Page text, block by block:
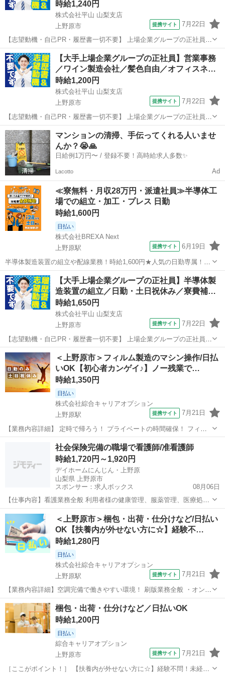
時給1,240円
株式会社平山 山梨支店
上野原市
提携サイト 7月22日
【志望動機・自己PR・履歴書一切不要】 上場企業グループの正社員
(無期派遣)のお仕事になりますが、 かしこまった面接は一切ございま
せん。 ご自身の希望とする働き方や、今後のキャリアプランをお聞か
せください。 #Web選考結...
山梨 上野原市 工場
【大手上場企業グループの正社員】営業事務
／ワイン製造会社／髪色自由／オフィスネ…
時給1,200円
株式会社平山 山梨支店
上野原市
提携サイト 7月22日
【志望動機・自己PR・履歴書一切不要】 上場企業グループの正社員
(無期派遣)のお仕事になりますが、 かしこまった面接は一切ございま
せん。 ご自身の希望とする働き方や、今後のキャリアプランをお聞か
せください。 #Web選考結...
山梨 上野原市
マンションの清掃、手伝ってくれる人いませ
んか？😭🙏
日給例1万円〜 / 登録不要！高時給求人多数✨
Lacotto Ad
≪寮無料・月収28万円・派遣社員≫半導体工
場での組立・加工・プレス 日勤
時給1,600円
日払い
株式会社BREXA Next
上野原駅
提携サイト 6月19日
半導体製造装置の組立や配線業務！時給1,600円★人気の日勤専属！ク
リーンルーム内作業◎20代・30代の男性活躍中！作業着無償貸与！嬉
しい日払い制度あり◎《山梨県上野原市》 人気の工場のお仕事 ◇半導
体製造装置の組立や配線...
山梨 上野原市 上野原駅 その他
【大手上場企業グループの正社員】半導体製
造装置の組立／日勤・土日祝休み／寮費補…
時給1,650円
株式会社平山 山梨支店
上野原市
提携サイト 7月22日
【志望動機・自己PR・履歴書一切不要】 上場企業グループの正社員
(無期派遣)のお仕事になりますが、 かしこまった面接は一切ございま
せん。 ご自身の希望とする働き方や、今後のキャリアプランをお聞か
せください。 #Web選考結...
山梨 上野原市 工場
＜上野原市＞フィルム製造のマシン操作/日払
いOK【初心者カンゲイ♪】ノー残業で…
時給1,350円
日払い
株式会社綜合キャリアオプション
上野原駅
提携サイト 7月21日
【業務内容詳細】 定時で帰ろう！ プライベートの時間確保！ フィル
ム製造の関するプレス機オペレーター【取扱製品情報】フィルム 。＋
お仕事探しはコンシェルスタッフにおまかせ＋。 あなたのお仕事探し
をしっかりサポート！ たと...
上野原市 上野原駅 工場
社会保険完備の職場で看護師/准看護師
時給1,720円～1,920円
デイホームにんじん・上野原
山梨県 上野原市
スポンサー：求人ボックス
08月06日
【仕事内容】看護業務全般 利用者様の健康管理、服薬管理、医療処置
など 雇用期間の定めあり:6ヶ月(原則更新) 異動・転勤・勤務時間変更
あり(但し、年1回の職員意向調査を行い、概ね希望に沿った人事を行
っています。) 雇用契約書(雇い...
アルバイト・パート
＜上野原市＞梱包・出荷・仕分けなど/日払い
OK【扶養内が外せない方に☆】経験不…
時給1,280円
日払い
株式会社綜合キャリアオプション
上野原駅
提携サイト 7月21日
【業務内容詳細】空調完備で働きやすい環境！ 刷版業務全般 ・オンデ
マンド印刷(オペレーター業務)・断裁(オペレーター業務)・加工(オペレ
ーター業務)・梱包・発送(手作業・ものによって重量物あり)・それら
に付随する業務 【取扱...
山梨 上野原市 上野原駅 仕分け
梱包・出荷・仕分けなど／日払いOK
時給1,200円
日払い
綜合キャリアオプション
上野原市
提携サイト 7月21日
［ここがポイント！］ 【扶養内が外せない方に☆】経験不問！未経験